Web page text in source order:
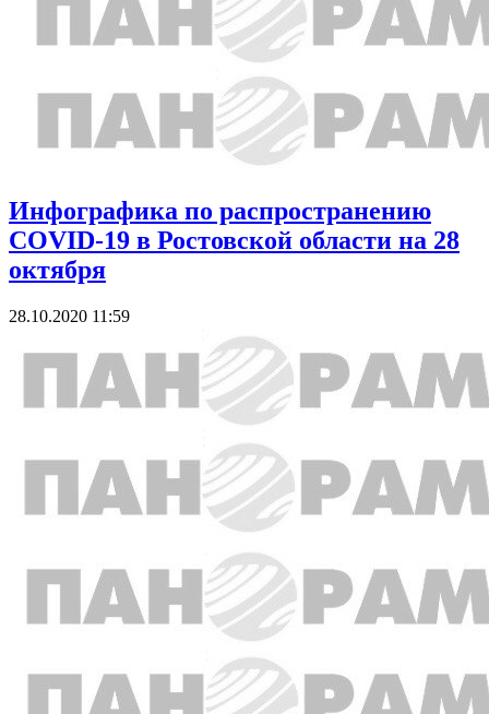
Инфографика по распространению
COVID-19 в Ростовской области на 28
октября
28.10.2020 11:59